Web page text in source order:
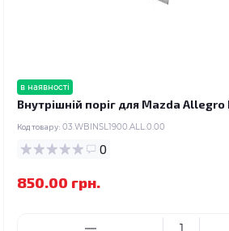
в наявності
Внутрішній поріг для Mazda Allegro
Код товару: 03.WBINSL1900.ALL.0.00
0
850.00 грн.